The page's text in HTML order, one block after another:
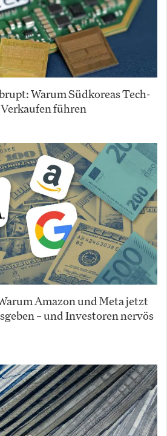
Warum Südkoreas Tech-
führen
Amazon und Meta jetzt
– und Investoren nervös